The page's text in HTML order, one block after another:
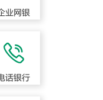
业网银
话银行